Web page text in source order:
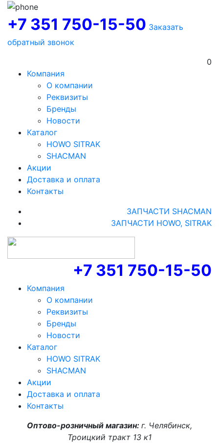
+7 351 750-15-50 Заказать
обратный звонок
0
Компания
О компании
Реквизиты
Бренды
Новости
Каталог
HOWO SITRAK
SHACMAN
Акции
Доставка и оплата
Контакты
ЗАПЧАСТИ SHACMAN
ЗАПЧАСТИ HOWO, SITRAK
+7 351 750-15-50
Компания
О компании
Реквизиты
Бренды
Новости
Каталог
HOWO SITRAK
SHACMAN
Акции
Доставка и оплата
Контакты
Оптово-розничный магазин: г. Челябинск,
Троицкий тракт 13 к1